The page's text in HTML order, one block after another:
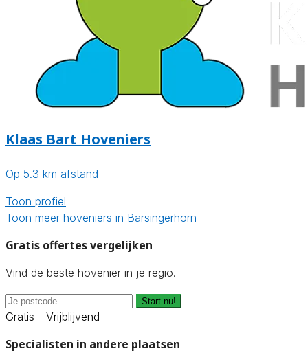
Klaas Bart Hoveniers
Op 5.3 km afstand
Toon profiel
Toon meer hoveniers in Barsingerhorn
Gratis offertes vergelijken
Vind de beste hovenier in je regio.
Start nu!
Gratis - Vrijblijvend
Specialisten in andere plaatsen